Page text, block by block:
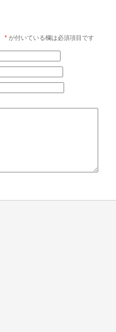
*が付いている欄は必須項目です